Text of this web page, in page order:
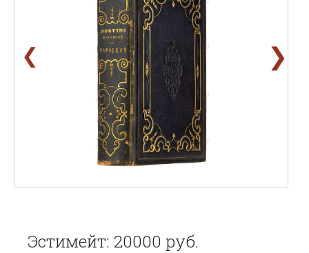
❮ ❯
Эстимейт: 20000 руб.